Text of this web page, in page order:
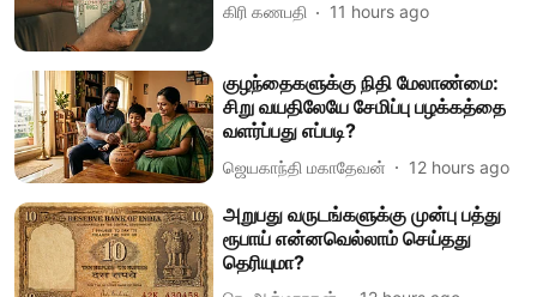
கிரி கணபதி 11 hours ago
குழந்தைகளுக்கு நிதி மேலாண்மை:
சிறு வயதிலேயே சேமிப்பு பழக்கத்தை
வளர்ப்பது எப்படி?
ஜெயகாந்தி மகாதேவன் 12 hours ago
அறுபது வருடங்களுக்கு முன்பு பத்து
ரூபாய் என்னவெல்லாம் செய்தது
தெரியுமா?